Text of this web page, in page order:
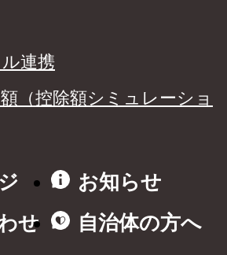
連携
（控除額シミュレーショ
お知らせ
せ
自治体の方へ